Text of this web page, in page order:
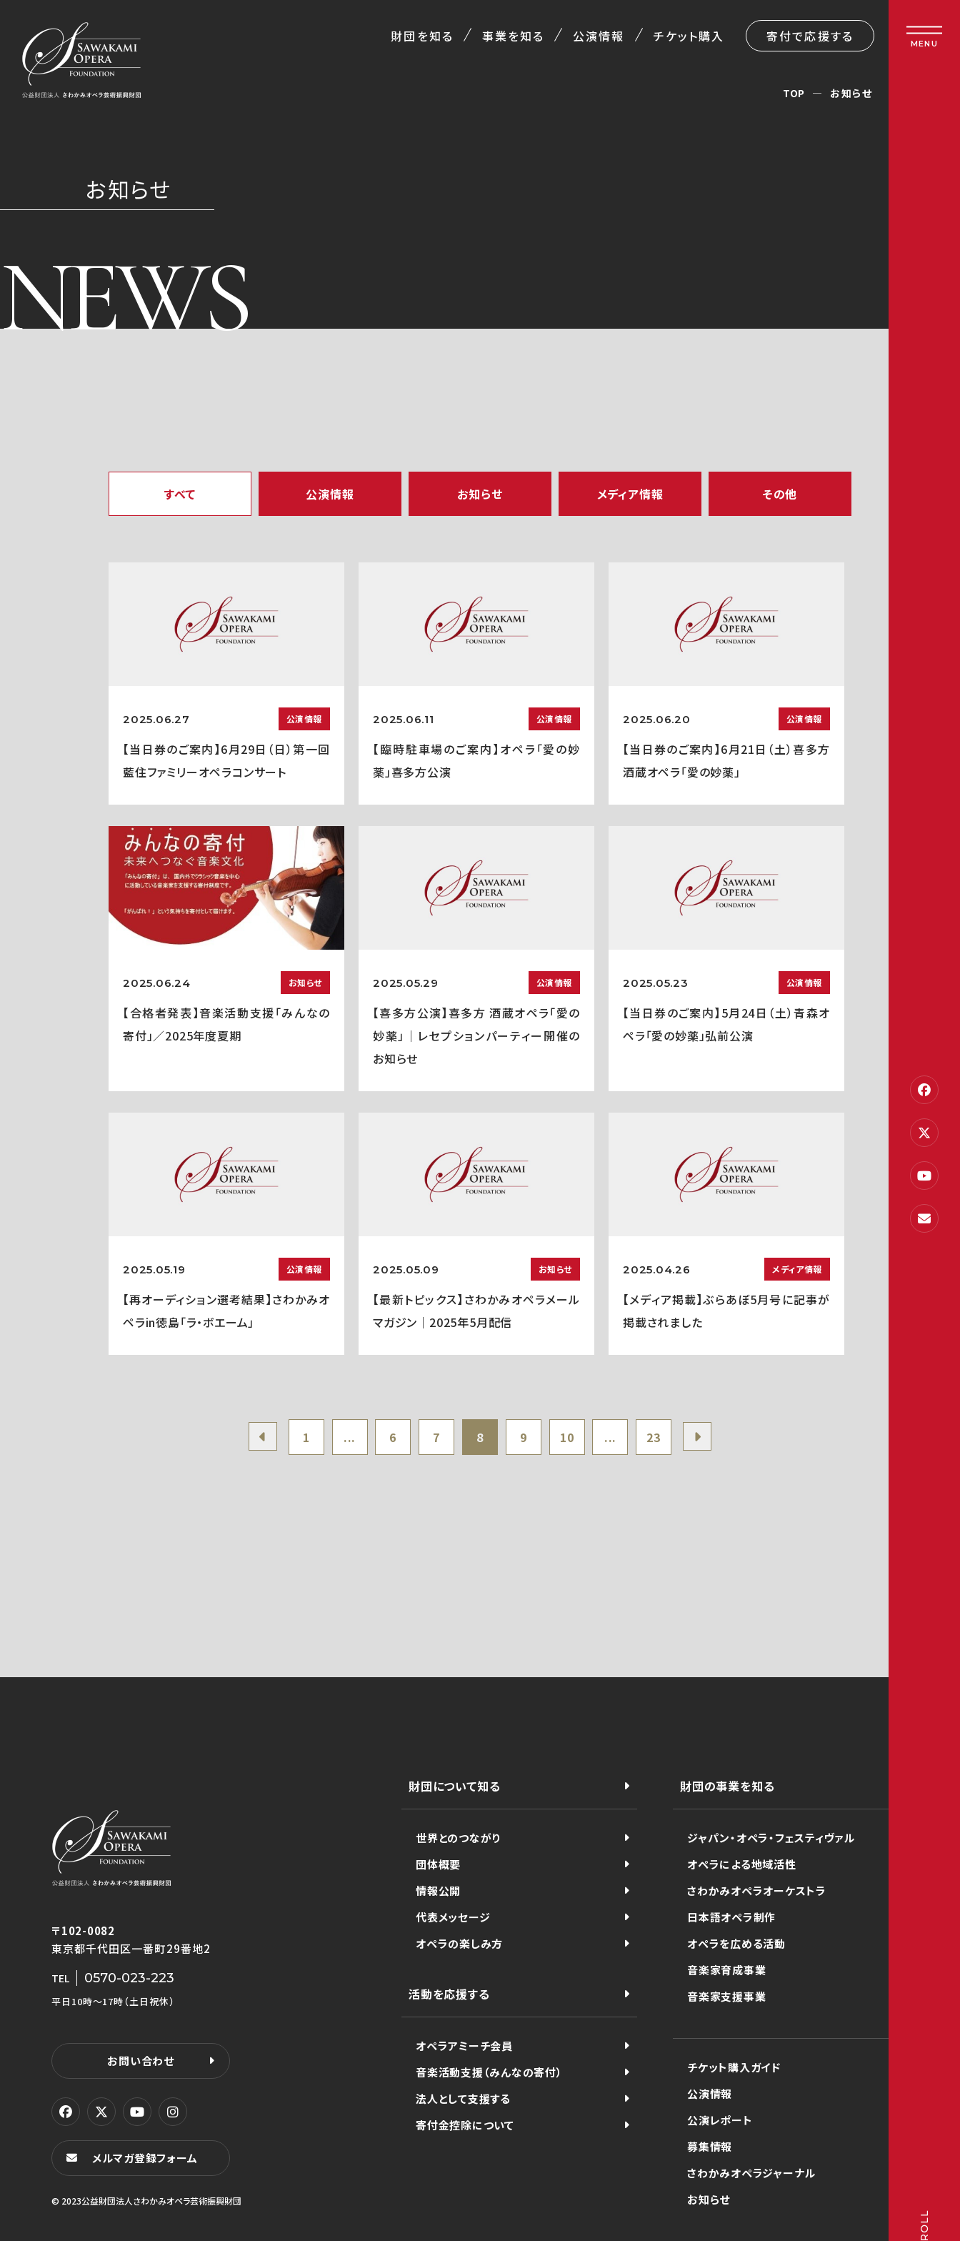
財団を知る 事業を知る 公演情報 チケット購入 寄付で応援する MENU
お知らせ
NEWS
TOP お知らせ
すべて 公演情報 お知らせ メディア情報 その他
2025.06.27 公演情報
【当日券のご案内】6月29日（日）第一回
藍住ファミリーオペラコンサート
2025.06.11 公演情報
【臨時駐車場のご案内】オペラ「愛の妙
薬」喜多方公演
2025.06.20 公演情報
【当日券のご案内】6月21日（土）喜多方
酒蔵オペラ「愛の妙薬」
2025.06.24 お知らせ
【合格者発表】音楽活動支援「みんなの
寄付」／2025年度夏期
2025.05.29 公演情報
【喜多方公演】喜多方 酒蔵オペラ「愛の
妙薬」｜レセプションパーティー開催の
お知らせ
2025.05.23 公演情報
【当日券のご案内】5月24日（土）青森オ
ペラ「愛の妙薬」弘前公演
2025.05.19 公演情報
【再オーディション選考結果】さわかみオ
ペラin徳島「ラ・ボエーム」
2025.05.09 お知らせ
【最新トピックス】さわかみオペラメール
マガジン｜2025年5月配信
2025.04.26 メディア情報
【メディア掲載】ぶらあぼ5月号に記事が
掲載されました
1 ... 6 7 8 9 10 ... 23
〒102-0082
東京都千代田区一番町29番地2
TEL 0570-023-223
平日10時〜17時（土日祝休）
お問い合わせ
メルマガ登録フォーム
© 2023公益財団法人さわかみオペラ芸術振興財団
財団について知る
世界とのつながり
団体概要
情報公開
代表メッセージ
オペラの楽しみ方
活動を応援する
オペラアミーチ会員
音楽活動支援（みんなの寄付）
法人として支援する
寄付金控除について
財団の事業を知る
ジャパン・オペラ・フェスティヴァル
オペラによる地域活性
さわかみオペラオーケストラ
日本語オペラ制作
オペラを広める活動
音楽家育成事業
音楽家支援事業
チケット購入ガイド
公演情報
公演レポート
募集情報
さわかみオペラジャーナル
お知らせ